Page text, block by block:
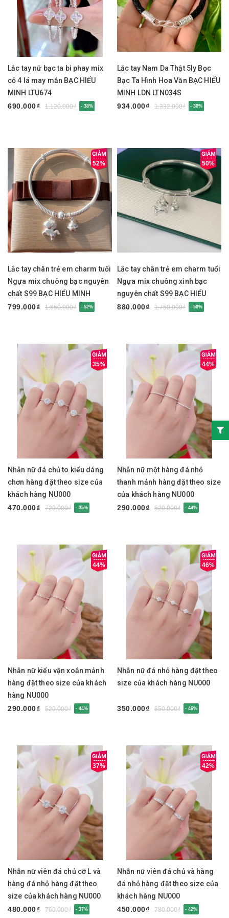
Lắc tay nữ bạc ta bi phay mix
cỏ 4 lá may mắn BẠC HIỂU
MINH LTU674
690.000₫
1.120.000₫ - 38%
Lắc tay Nam Da Thật 5ly Bọc
Bạc Ta Hình Hoa Văn BẠC HIỂU
MINH LDN LTN034S
934.000₫
1.332.000₫ - 30%
52%
Lắc tay chân trẻ em charm tuổi
Ngựa mix chuông bạc nguyên
chất S99 BẠC HIỂU MINH
LTE584
799.000₫ 1.650.000₫ - 52%
50%
Lắc tay chân trẻ em charm tuổi
Ngựa mix chuông xinh bạc
nguyên chất S99 BẠC HIỂU
MINH LTE583
880.000₫ 1.750.000₫ - 50%
35%
Nhẫn nữ đá chủ to kiểu dáng
chơn hàng đặt theo size của
khách hàng NU000
470.000₫
720.000₫ - 35%
44%
Nhẫn nữ một hàng đá nhỏ
thanh mảnh hàng đặt theo size
của khách hàng NU000
290.000₫
520.000₫ - 44%
44%
Nhẫn nữ kiểu vặn xoắn mảnh
hàng đặt theo size của khách
hàng NU000
290.000₫
520.000₫ - 44%
46%
Nhẫn nữ đá nhỏ hàng đặt theo
size của khách hàng NU000
350.000₫ 650.000₫ - 46%
37%
Nhẫn nữ viên đá chủ cỡ L và
hàng đá nhỏ hàng đặt theo
size của khách hàng NU000
480.000₫
760.000₫ - 37%
42%
Nhẫn nữ viên đá chủ và hàng
đá nhỏ hàng đặt theo size của
khách hàng NU000
450.000₫
780.000₫ - 42%